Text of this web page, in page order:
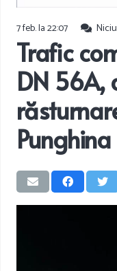
7 feb. la 22:07
Trafic
DN 56A,
Punghina